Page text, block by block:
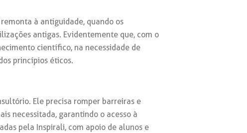
à antiguidade, quando os
antigas. Evidentemente que, com o
científico, na necessidade de
princípios éticos.
Ele precisa romper barreiras e
necessitada, garantindo o acesso à
pela Inspirali, com apoio de alunos e